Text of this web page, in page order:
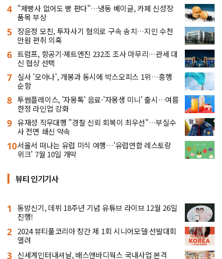
4 "제빵사 없어도 빵 판다"…냉동 베이글, 카페 신성장
품목 부상
5 장윤정 모친, 투자사기 혐의로 구속 송치…지인 수천
만원 편취 의혹
6 트럼프, 항공기·제트엔진 232조 조사 마무리…관세 대
신 협상 선택
7 실사 '모아나', 개봉과 동시에 박스오피스 1위…흥행
순항
8 투썸플레이스, '자몽톡' 음료·'자몽생 미니' 출시…여름
한정 라인업 강화
9 유재성 직무대행 "경찰 신뢰 회복이 최우선"…부실수
사 전면 쇄신 약속
10서울서 떠나는 유럽 미식 여행…'유럽연합 레스토랑
위크' 7월 10일 개막
뷰티 인기기사
1
동방신기, 데뷔 18주년 기념 유튜브 라이브 12월 26일
진행!
2 2024 뷰티풀코리아 창간 제 1회 시니어모델 선발대회
열려
3 신세계인터내셔날, 배스앤바디웍스 국내사업 본격